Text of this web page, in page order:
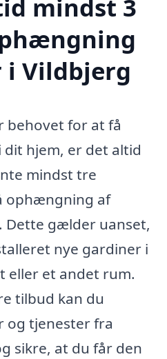
mindst 3
i Vildbjerg
behovet for at få
hjem, er det altid
mindst tre
ophængning af
Dette gælder uanset,
nye gardiner i
eller et andet rum.
tilbud kan du
og tjenester fra
sikre, at du får den